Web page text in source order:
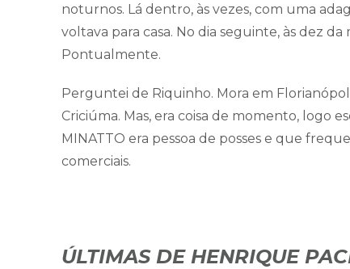
noturnos. Lá dentro, às vezes, com uma
voltava para casa. No dia seguinte, às dez
Pontualmente.
Perguntei de Riquinho. Mora em
Criciúma. Mas, era coisa de momento, logo
MINATTO era pessoa de posses e que
comerciais.
ÚLTIMAS DE HENRIQUE